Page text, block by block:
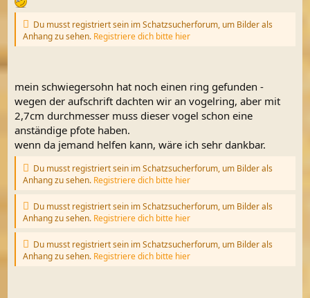
Du musst registriert sein im Schatzsucherforum, um Bilder als
Anhang zu sehen. Registriere dich bitte hier
mein schwiegersohn hat noch einen ring gefunden -
wegen der aufschrift dachten wir an vogelring, aber mit
2,7cm durchmesser muss dieser vogel schon eine
anständige pfote haben.
wenn da jemand helfen kann, wäre ich sehr dankbar.
Du musst registriert sein im Schatzsucherforum, um Bilder als
Anhang zu sehen. Registriere dich bitte hier
Du musst registriert sein im Schatzsucherforum, um Bilder als
Anhang zu sehen. Registriere dich bitte hier
Du musst registriert sein im Schatzsucherforum, um Bilder als
Anhang zu sehen. Registriere dich bitte hier